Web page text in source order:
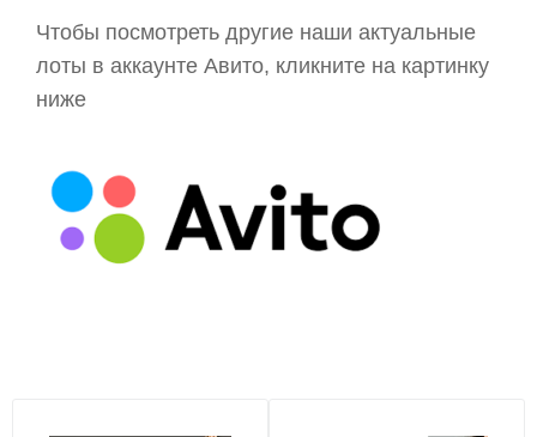
Чтобы посмотреть другие наши актуальные
лоты в аккаунте Авито, кликните на картинку
ниже